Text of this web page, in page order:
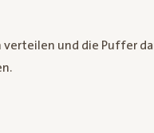
verteilen und die Puffer